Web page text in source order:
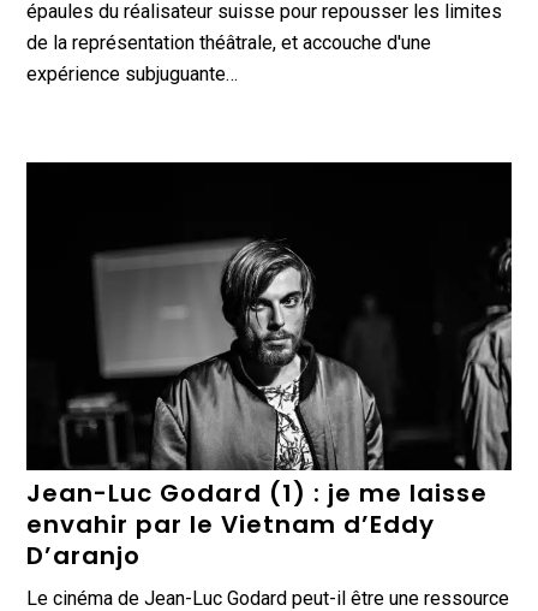
épaules du réalisateur suisse pour repousser les limites
de la représentation théâtrale, et accouche d'une
expérience subjuguante…
Jean-Luc Godard (1) : je me laisse
envahir par le Vietnam d’Eddy
D’aranjo
Le cinéma de Jean-Luc Godard peut-il être une ressource